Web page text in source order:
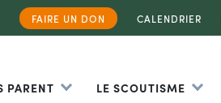
FAIRE UN DON CALENDRIER
PARENT LE SCOUTISME